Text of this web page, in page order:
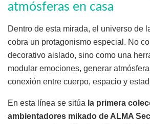
atmósferas en casa
Dentro de esta mirada, el universo de
cobra un protagonismo especial. No
decorativo aislado, sino como una
modular emociones, generar
conexión entre cuerpo, espacio y
En esta línea se sitúa la primera
ambientadores mikado de ALMA